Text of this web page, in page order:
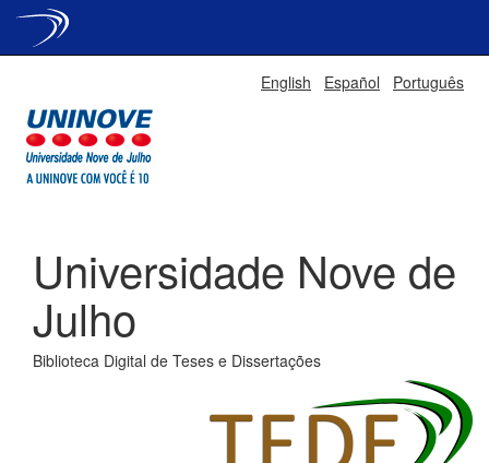
English Español Português
Universidade Nove de
Julho
Biblioteca Digital de Teses e Dissertações